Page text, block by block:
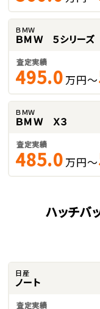
ＢＭＷ
ＢＭＷ ５シリーズ
査定実績
495.0 万円～
ＢＭＷ
ＢＭＷ Ｘ３
査定実績
485.0 万円～
ハッチバ
日産
ノート
査定実績